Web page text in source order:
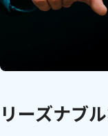
リーズナブ